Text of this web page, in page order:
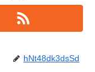
hNt48dk3dsSd